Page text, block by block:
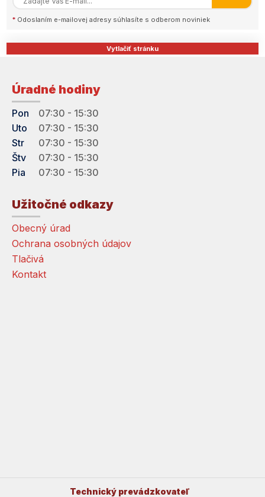
* Odoslaním e-mailovej adresy súhlasíte s odberom noviniek
Vytlačiť stránku
Úradné hodiny
Pon
07:30 - 15:30
Uto
07:30 - 15:30
Str
07:30 - 15:30
Štv
07:30 - 15:30
Pia
07:30 - 15:30
Užitočné odkazy
Obecný úrad
Ochrana osobných údajov
Tlačivá
Kontakt
Technický prevádzkovateľ